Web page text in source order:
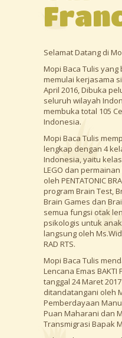
Selamat Datang di
Mopi Baca Tulis
memulai kerjasama
April 2016, Dibuka
seluruh wilayah
membuka total 105
Indonesia.
Mopi Baca Tulis
lengkap dengan 4
Indonesia, yaitu
LEGO dan
oleh PENTATONIC
program Brain Test,
Brain Games dan
semua fungsi otak
psikologis untuk
langsung oleh
RAD RTS.
Mopi Baca Tulis
Lencana Emas BAKTI
tanggal 24 Maret
ditandatangani oleh
Pemberdayaan
Puan Maharani dan
Transmigrasi Bapak